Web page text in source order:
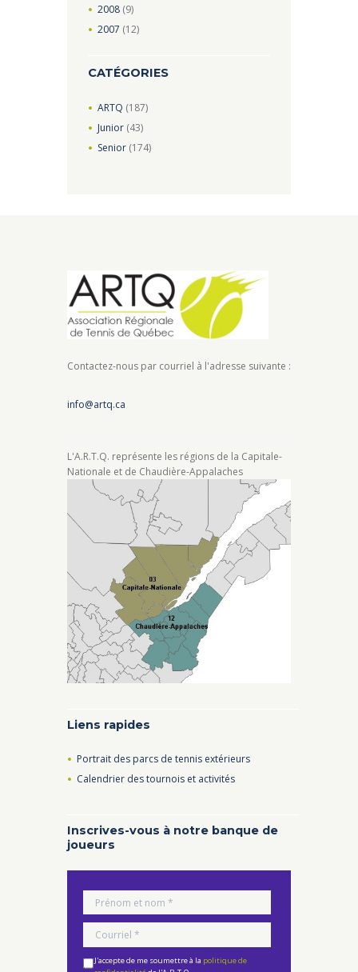
2008 (9)
2007 (12)
CATÉGORIES
ARTQ (187)
Junior (43)
Senior (174)
Contactez-nous par courriel à l'adresse suivante :
info@artq.ca
L'A.R.T.Q. représente les régions de la Capitale-
Nationale et de Chaudière-Appalaches
Liens rapides
Portrait des parcs de tennis extérieurs
Calendrier des tournois et activités
Inscrives-vous à notre banque de
joueurs
J'accepte de me soumettre à la politique de